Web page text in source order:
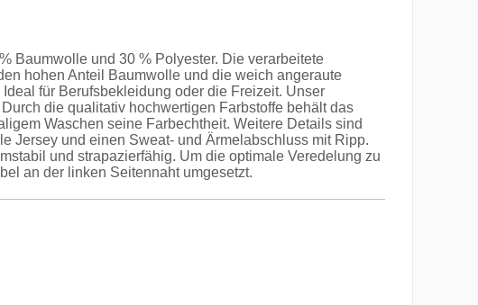
Baumwolle und 30 % Polyester. Die verarbeitete
hohen Anteil Baumwolle und die weich angeraute
für Berufsbekleidung oder die Freizeit. Unser
die qualitativ hochwertigen Farbstoffe behält das
Waschen seine Farbechtheit. Weitere Details sind
Jersey und einen Sweat- und Ärmelabschluss mit Ripp.
und strapazierfähig. Um die optimale Veredelung zu
an der linken Seitennaht umgesetzt.